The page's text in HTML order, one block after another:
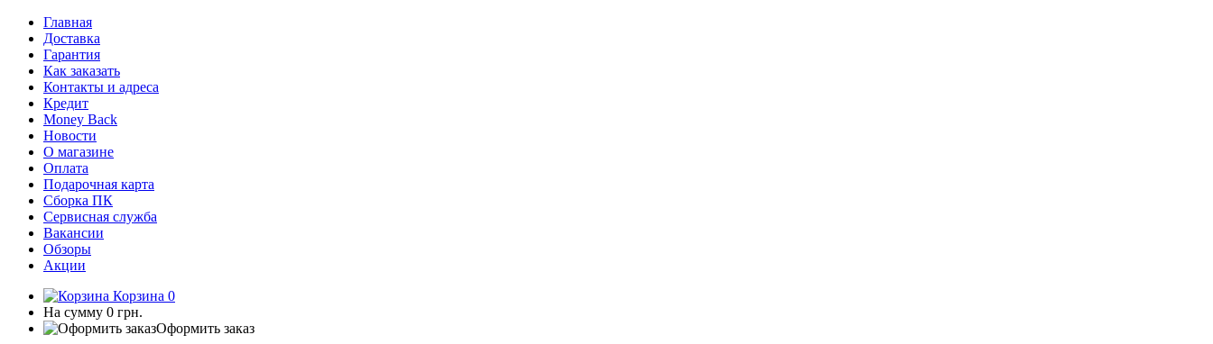
Главная
Доставка
Гарантия
Как заказать
Контакты и адреса
Кредит
Money Back
Новости
О магазине
Оплата
Подарочная карта
Сборка ПК
Сервисная служба
Вакансии
Обзоры
Акции
Корзина 0
На сумму 0 грн.
Оформить заказ